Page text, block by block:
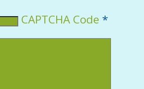
CAPTCHA Code *